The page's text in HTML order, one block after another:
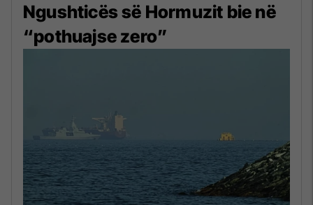
Ngushticës së Hormuzit bie në
“pothuajse zero”